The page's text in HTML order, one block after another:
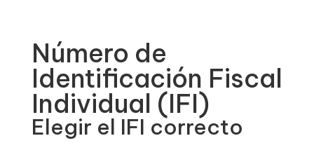
Número de
Identificación Fiscal
Individual (IFI)
Elegir el IFI correcto